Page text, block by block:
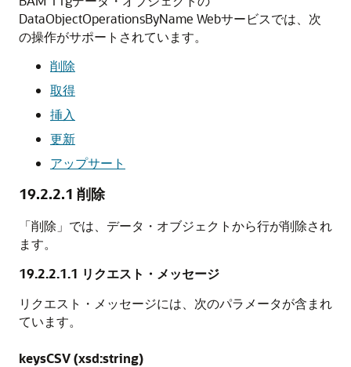
DataObjectOperationsByName Webサービスでは、次
の操作がサポートされています。
削除
取得
挿入
更新
アップサート
19.2.2.1 削除
「削除」では、データ・オブジェクトから行が削除され
ます。
19.2.2.1.1 リクエスト・メッセージ
リクエスト・メッセージには、次のパラメータが含まれ
ています。
keysCSV (xsd:string)